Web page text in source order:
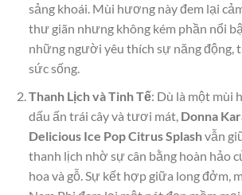
sảng khoái. Mùi hương này đem lại
thư giãn nhưng không kém phần nổi
những người yêu thích sự năng động,
sức sống.
Thanh Lịch và Tinh Tế: Dù là một mùi
dấu ấn trái cây và tươi mát, Donna
Delicious Ice Pop Citrus Splashvẫn
thanh lịch nhờ sự cân bằng hoàn hảo
hoa và gỗ. Sự kết hợp giữa long đởm,